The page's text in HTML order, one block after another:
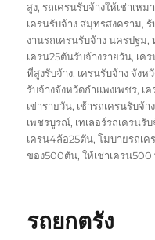
สูง,รถเครนรับจ้างให้เช่าเหม
เครนรับจ้าง สมุทรสงคราม,รั
งานรถเครนรับจ้าง นครปฐม,
เครน25ตันรับจ้างรายวัน, เค
ที่สูงรับจ้าง, เครนรับจ้าง จังห
รับจ้างจังหวัดกำแพงเพชร, เ
เข่ารายวัน, เช้ารถเครนรับจ้
เพชรบูรณ์, เทเลอร์รถเครนรั
เครน4ล้อ25ตัน,โมบายรถเค
ของ500ตัน,ให้เช่าเครน
รถยกตรัง